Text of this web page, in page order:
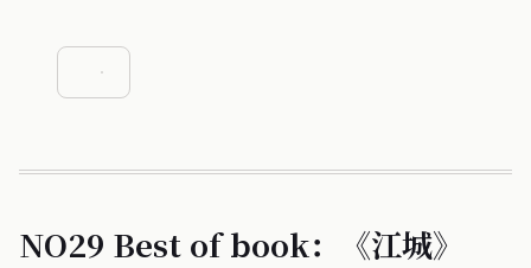
NO29 Best of book：《江城》